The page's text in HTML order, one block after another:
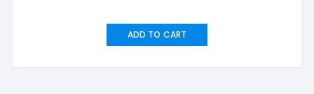
ADD TO CART